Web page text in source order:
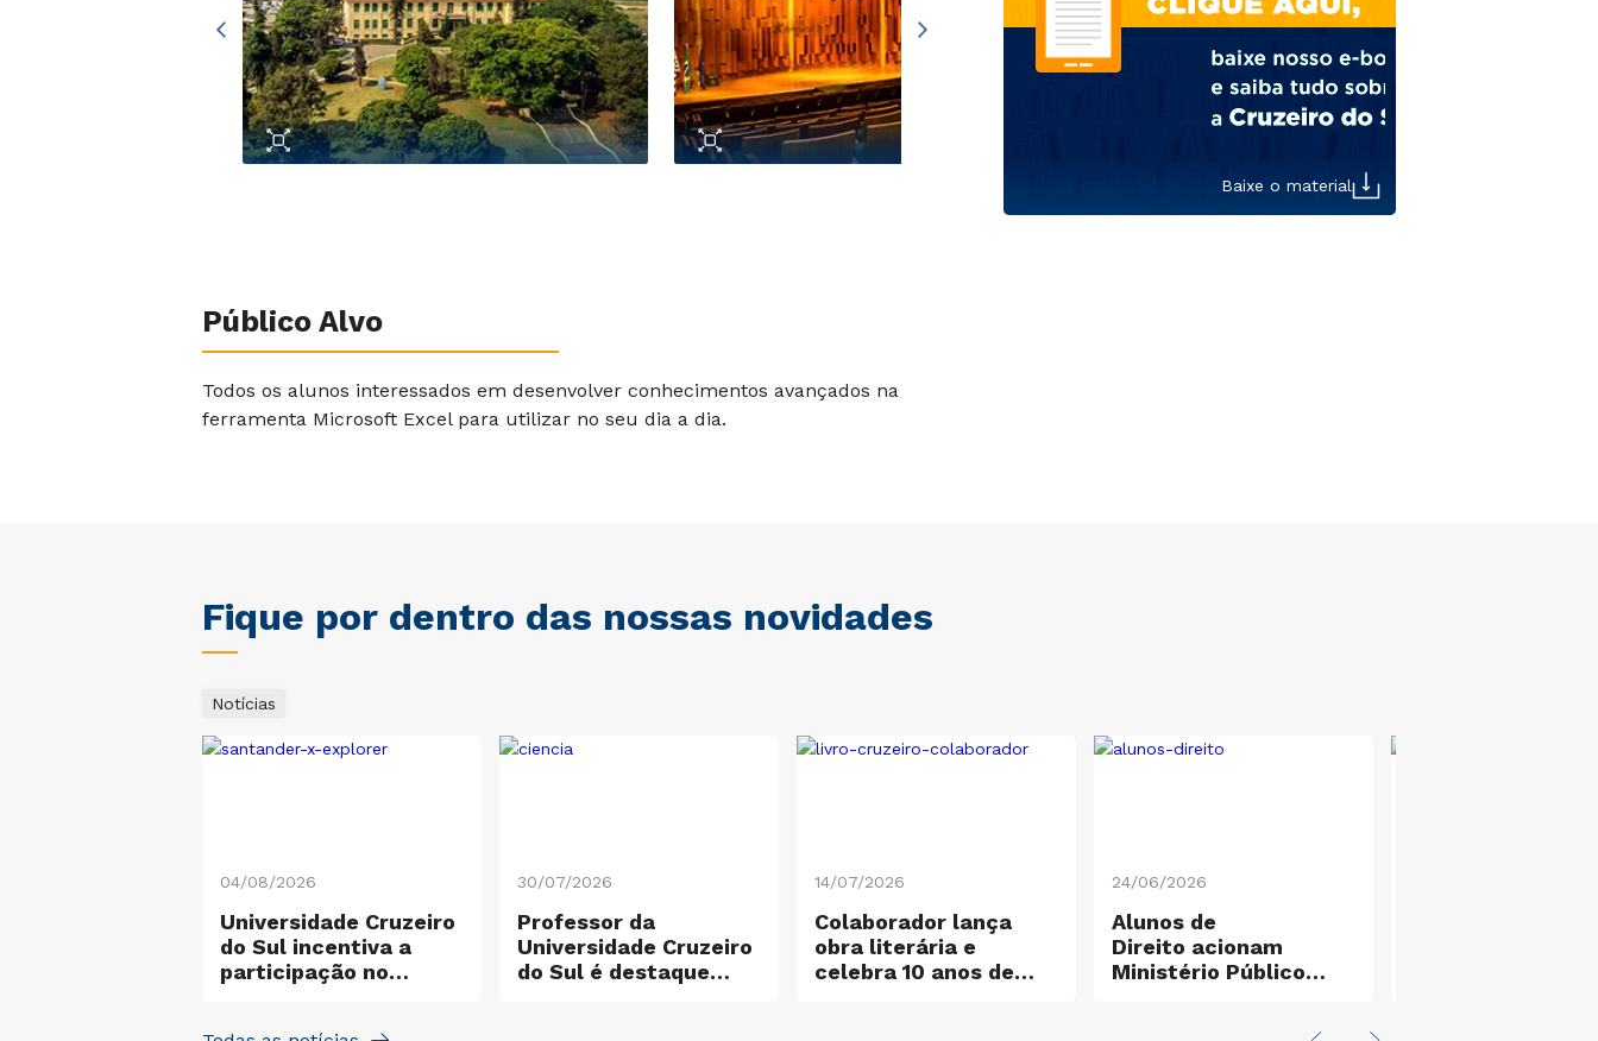
Baixe o material
Público Alvo
Todos os alunos interessados em desenvolver conhecimentos avançados na
ferramenta Microsoft Excel para utilizar no seu dia a dia.
Fique por dentro das nossas novidades
Notícias
04/08/2026
Universidade Cruzeiro
do Sul incentiva a
participação no
30/07/2026
Professor da
Universidade Cruzeiro
do Sul é destaque
14/07/2026
Colaborador lança
obra literária e
celebra 10 anos de
24/06/2026
Alunos de
Direito acionam
Ministério Público